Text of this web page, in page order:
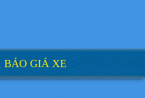
BÁO GIÁ XE